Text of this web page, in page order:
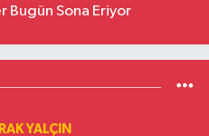
Bugün Sona Eriyor
YALÇIN